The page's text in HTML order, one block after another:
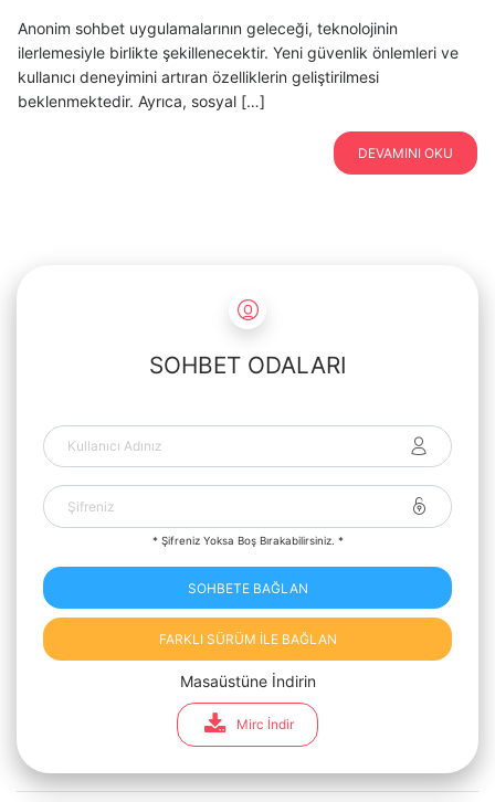
Anonim sohbet uygulamalarının geleceği, teknolojinin
ilerlemesiyle birlikte şekillenecektir. Yeni güvenlik önlemleri ve
kullanıcı deneyimini artıran özelliklerin geliştirilmesi
beklenmektedir. Ayrıca, sosyal […]
DEVAMINI OKU
SOHBET ODALARI
* Şifreniz Yoksa Boş Bırakabilirsiniz. *
SOHBETE BAĞLAN
FARKLI SÜRÜM İLE BAĞLAN
Masaüstüne İndirin
Mirc İndir